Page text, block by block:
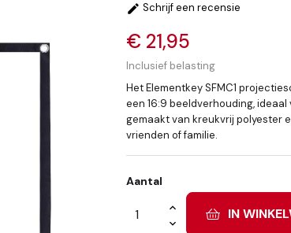
 Schrijf een recensie
€ 21,95
Inclusief belasting
Het Elementkey SFMC1
een 16:9 beeldverhouding,
gemaakt van kreukvrij polyester
vrienden of familie.
Aantal
IN